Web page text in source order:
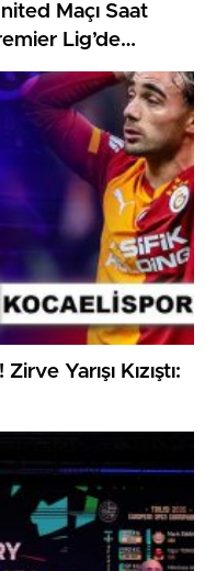
Maçı Saat
Lig’de
Yarışı Kızıştı: